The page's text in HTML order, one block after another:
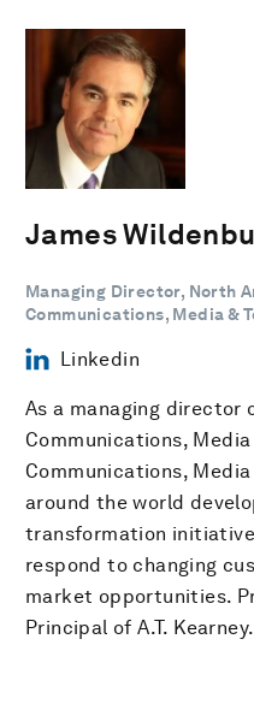
James
Managing Director, North
Communications, Media &
Linkedin
As a managing director
Communications,
Communications,
around the world
transformation
respond to changing
market opportunities.
Principal of A.T. Kearney.